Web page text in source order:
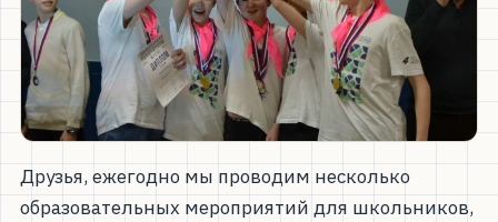
Друзья, ежегодно мы проводим несколько
образовательных мероприятий для школьников,